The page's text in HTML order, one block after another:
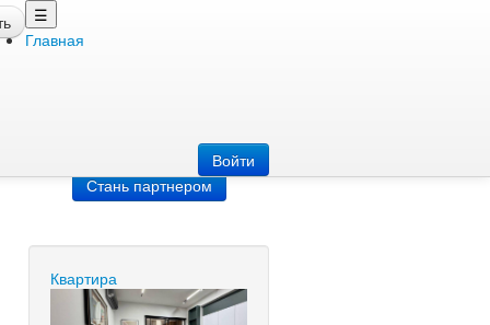
☰
Главная
Войти
Стань партнером
Квартира